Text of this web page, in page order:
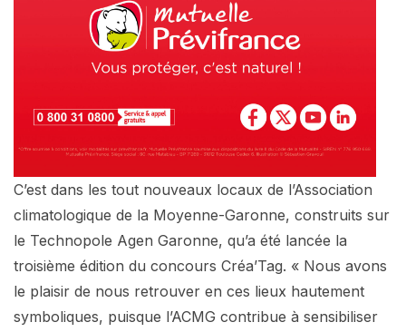
C’est dans les tout nouveaux locaux de l’Association
climatologique de la Moyenne-Garonne, construits sur
le Technopole Agen Garonne, qu’a été lancée la
troisième édition du concours Créa’Tag. « Nous avons
le plaisir de nous retrouver en ces lieux hautement
symboliques, puisque l’ACMG contribue à sensibiliser